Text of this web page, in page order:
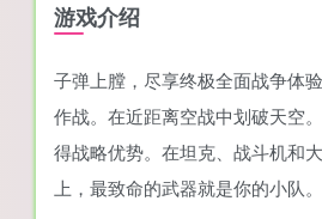
游戏介绍
子弹上膛，尽享终极全面战争体
作战。在近距离空战中划破天空
得战略优势。在坦克、战斗机和
上，最致命的武器就是你的小队